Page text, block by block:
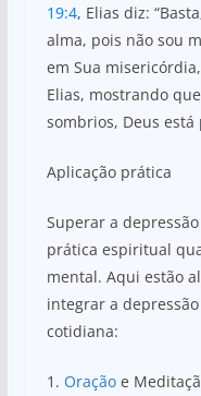
19:4, Elias diz:
alma, pois não sou
em Sua
Elias, mostrando
sombrios, Deus
Aplicação prática
Superar a
prática espiritual
mental. Aqui estão
integrar a
cotidiana:
1. Oraçãoe